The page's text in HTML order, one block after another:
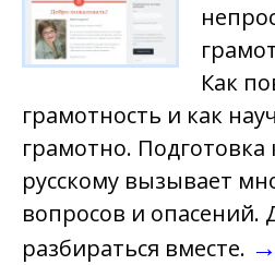
Как
грамотность и как
грамотно. Подготовка
русскому вызывает
вопросов и опасений.
разбираться вместе. →